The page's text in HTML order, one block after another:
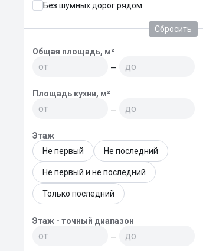
Без шумных дорог рядом
Сбросить
Общая площадь, м²
—
Площадь кухни, м²
—
Этаж
Не первый
Не последний
Не первый и не последний
Только последний
Этаж - точный диапазон
—